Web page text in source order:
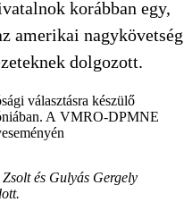
korábban egy,
amerikai nagykövetség
dolgozott.
választásra készülő
A VMRO-DPMNE
és Gulyás Gergely